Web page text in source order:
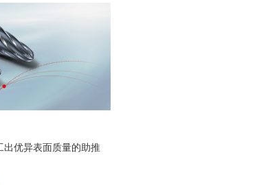
优异表面质量的助推